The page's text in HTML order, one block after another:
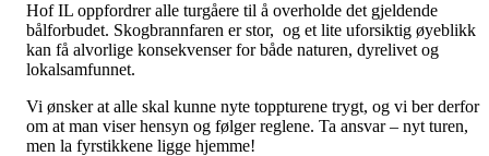
Hof IL oppfordrer alle turgåere til å overholde det gjeldende
bålforbudet. Skogbrannfaren er stor, og et lite uforsiktig øyeblikk
kan få alvorlige konsekvenser for både naturen, dyrelivet og
lokalsamfunnet.
Vi ønsker at alle skal kunne nyte toppturene trygt, og vi ber derfor
om at man viser hensyn og følger reglene. Ta ansvar – nyt turen,
men la fyrstikkene ligge hjemme!